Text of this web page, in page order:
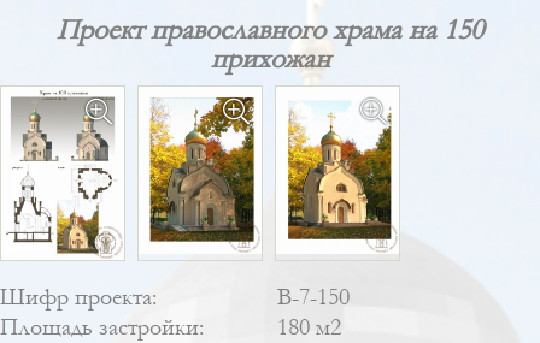
Проект православного храма на 150
прихожан
Шифр проекта:
В-7-150
Площадь застройки:
180 м2